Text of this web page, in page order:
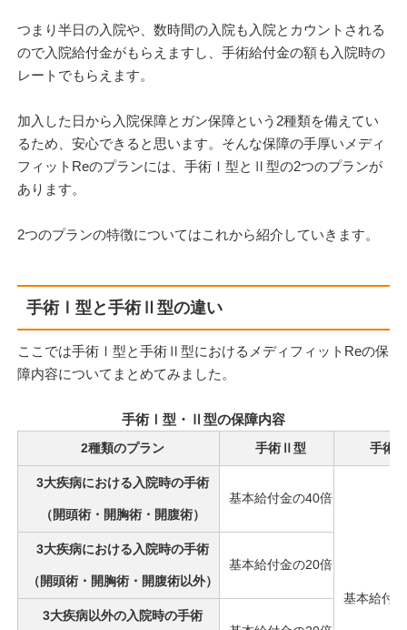
つまり半日の入院や、数時間の入院も入院とカウントされる
ので入院給付金がもらえますし、手術給付金の額も入院時の
レートでもらえます。
加入した日から入院保障とガン保障という2種類を備えてい
るため、安心できると思います。そんな保障の手厚いメディ
フィットReのプランには、手術Ⅰ型とⅡ型の2つのプランが
あります。
2つのプランの特徴についてはこれから紹介していきます。
手術Ⅰ型と手術Ⅱ型の違い
ここでは手術Ⅰ型と手術Ⅱ型におけるメディフィットReの保
障内容についてまとめてみました。
手術Ⅰ型・Ⅱ型の保障内容
2種類のプラン 手術Ⅱ型 手術
3大疾病における入院時の手術
（開頭術・開胸術・開腹術）
基本給付金の40倍
基本給付
3大疾病における入院時の手術
（開頭術・開胸術・開腹術以外）
基本給付金の20倍
3大疾病以外の入院時の手術